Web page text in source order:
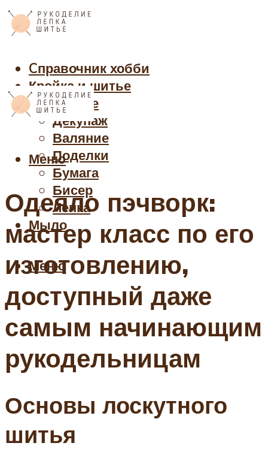
Cправочник хобби
Кройка и шитье
Рукоделие
Декупаж
Валяние
Поделки
Бумага
Бисер
Лепка
Мыло
Меню
Меню
Одеяло пэчворк:
мастер класс по его
изготовлению,
доступный даже
самым начинающим
рукодельницам
Основы лоскутного
шитья